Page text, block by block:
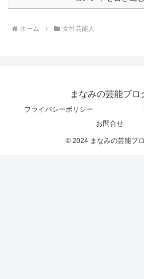
ホーム 女性芸能人
まなみの芸能ブロ
プライバシーポリシー
お問合せ
© 2024 まなみの芸能ブ